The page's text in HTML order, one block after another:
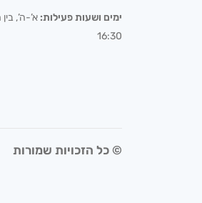
ימים ושעות פעילות:
16:30
© כל הזכויות שמורות